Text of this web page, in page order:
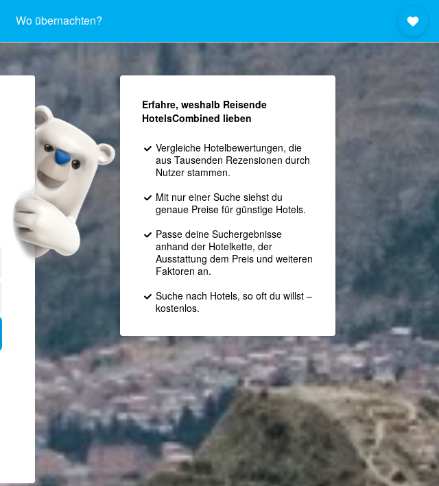
Wo übernachten?
Erfahre, weshalb Reisende
HotelsCombined lieben
Vergleiche Hotelbewertungen, die
aus Tausenden Rezensionen durch
Nutzer stammen.
Mit nur einer Suche siehst du
genaue Preise für günstige Hotels.
Passe deine Suchergebnisse
anhand der Hotelkette, der
Ausstattung dem Preis und weiteren
Faktoren an.
Suche nach Hotels, so oft du willst –
kostenlos.